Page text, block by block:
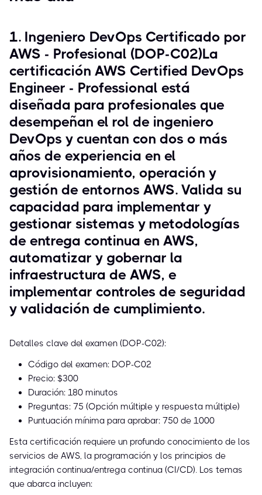
1. Ingeniero DevOps Certificado por
AWS - Profesional (DOP-C02)La
certificación AWS Certified DevOps
Engineer - Professional está
diseñada para profesionales que
desempeñan el rol de ingeniero
DevOps y cuentan con dos o más
años de experiencia en el
aprovisionamiento, operación y
gestión de entornos AWS. Valida su
capacidad para implementar y
gestionar sistemas y metodologías
de entrega continua en AWS,
automatizar y gobernar la
infraestructura de AWS, e
implementar controles de seguridad
y validación de cumplimiento.
Detalles clave del examen (DOP-C02):
Código del examen: DOP-C02
Precio: $300
Duración: 180 minutos
Preguntas: 75 (Opción múltiple y respuesta múltiple)
Puntuación mínima para aprobar: 750 de 1000
Esta certificación requiere un profundo conocimiento de los
servicios de AWS, la programación y los principios de
integración continua/entrega continua (CI/CD). Los temas
que abarca incluyen: